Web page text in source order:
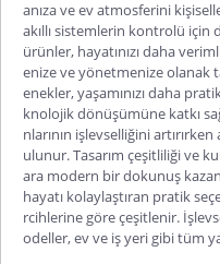
anıza ve ev atmosferini
akıllı sistemlerin kontrolü
ürünler, hayatınızı daha
enize ve yönetmenize olanak
enekler, yaşamınızı daha
knolojik dönüşümüne katkı
nlarının işlevselliğini
ulunur. Tasarım çeşitliliği ve
ara modern bir dokunuş
hayatı kolaylaştıran pratik
rcihlerine göre çeşitlenir.
odeller, ev ve iş yeri gibi tüm